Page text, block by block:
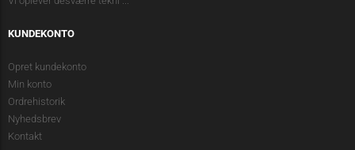
KUNDEKONTO
Opret kundekonto
Min konto
Ordrehistorik
Nyhedsbrev
Kontakt